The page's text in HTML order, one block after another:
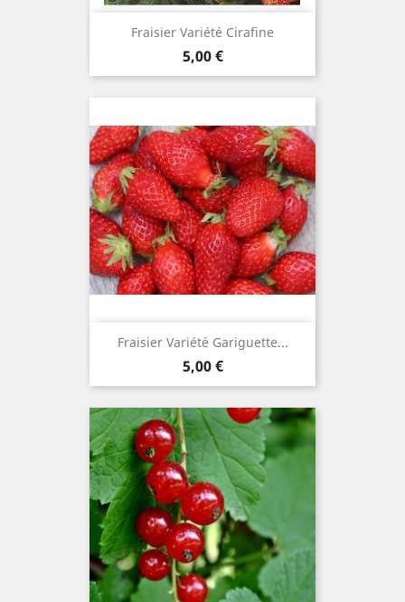
Fraisier Variété Cirafine
Prix
5,00 €
Fraisier Variété Gariguette...
Prix
5,00 €